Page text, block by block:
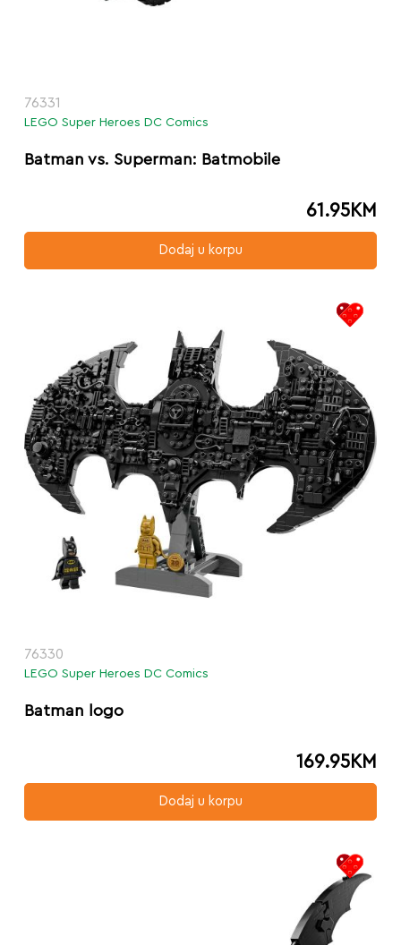
76331
LEGO Super Heroes DC Comics
Batman vs. Superman: Batmobile
61.95KM
Dodaj u korpu
76330
LEGO Super Heroes DC Comics
Batman logo
169.95KM
Dodaj u korpu